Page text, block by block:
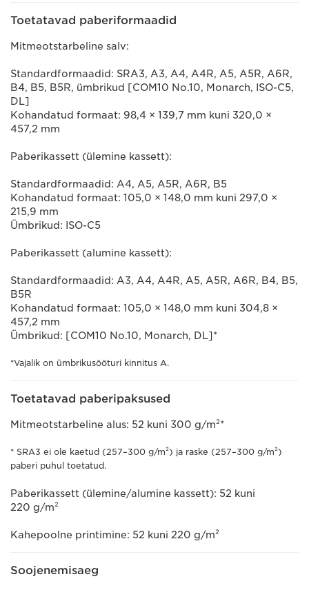
Toetatavad paberiformaadid
Mitmeotstarbeline salv:
Standardformaadid: SRA3, A3, A4, A4R, A5, A5R, A6R,
B4, B5, B5R, ümbrikud [COM10 No.10, Monarch, ISO-C5,
DL]
Kohandatud formaat: 98,4 × 139,7 mm kuni 320,0 ×
457,2 mm
Paberikassett (ülemine kassett):
Standardformaadid: A4, A5, A5R, A6R, B5
Kohandatud formaat: 105,0 × 148,0 mm kuni 297,0 ×
215,9 mm
Ümbrikud: ISO-C5
Paberikassett (alumine kassett):
Standardformaadid: A3, A4, A4R, A5, A5R, A6R, B4, B5,
B5R
Kohandatud formaat: 105,0 × 148,0 mm kuni 304,8 ×
457,2 mm
Ümbrikud: [COM10 No.10, Monarch, DL]*
*Vajalik on ümbrikusööturi kinnitus A.
Toetatavad paberipaksused
Mitmeotstarbeline alus: 52 kuni 300 g/m²*
* SRA3 ei ole kaetud (257–300 g/m²) ja raske (257–300 g/m²)
paberi puhul toetatud.
Paberikassett (ülemine/alumine kassett): 52 kuni
220 g/m²
Kahepoolne printimine: 52 kuni 220 g/m²
Soojenemisaeg